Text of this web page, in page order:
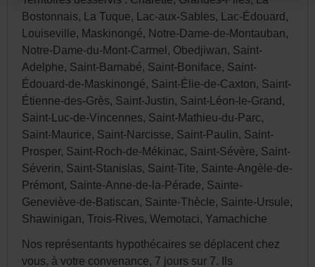
Bostonnais, La Tuque, Lac-aux-Sables, Lac-Édouard,
Louiseville, Maskinongé, Notre-Dame-de-Montauban,
Notre-Dame-du-Mont-Carmel, Obedjiwan, Saint-
Adelphe, Saint-Barnabé, Saint-Boniface, Saint-
Édouard-de-Maskinongé, Saint-Élie-de-Caxton, Saint-
Étienne-des-Grès, Saint-Justin, Saint-Léon-le-Grand,
Saint-Luc-de-Vincennes, Saint-Mathieu-du-Parc,
Saint-Maurice, Saint-Narcisse, Saint-Paulin, Saint-
Prosper, Saint-Roch-de-Mékinac, Saint-Sévère, Saint-
Séverin, Saint-Stanislas, Saint-Tite, Sainte-Angèle-de-
Prémont, Sainte-Anne-de-la-Pérade, Sainte-
Geneviève-de-Batiscan, Sainte-Thècle, Sainte-Ursule,
Shawinigan, Trois-Rives, Wemotaci, Yamachiche
Nos représentants hypothécaires se déplacent chez
vous, à votre convenance, 7 jours sur 7. Ils
site.
Par
la
suite,
vous
pourrez
modifier
votre
choix
de
province
ou
d'État
et